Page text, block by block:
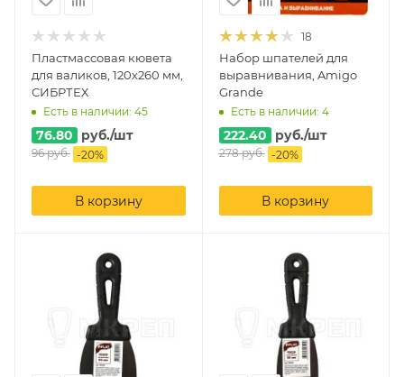
Пластмассовая кювета
для валиков, 120х260 мм,
СИБРТЕХ
Есть в наличии: 45
76.80 руб./шт
96руб. -20%
В корзину
18
Набор шпателей для
выравнивания, Amigo
Grande
Есть в наличии: 4
222.40 руб./шт
278руб. -20%
В корзину